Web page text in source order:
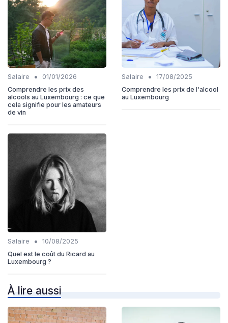
Salaire •
01/01/2026
Comprendre les prix des
alcools au Luxembourg : ce que
cela signifie pour les amateurs
de vin
Salaire •
17/08/2025
Comprendre les prix de l'alcool
au Luxembourg
Salaire •
10/08/2025
Quel est le coût du Ricard au
Luxembourg ?
À lire aussi